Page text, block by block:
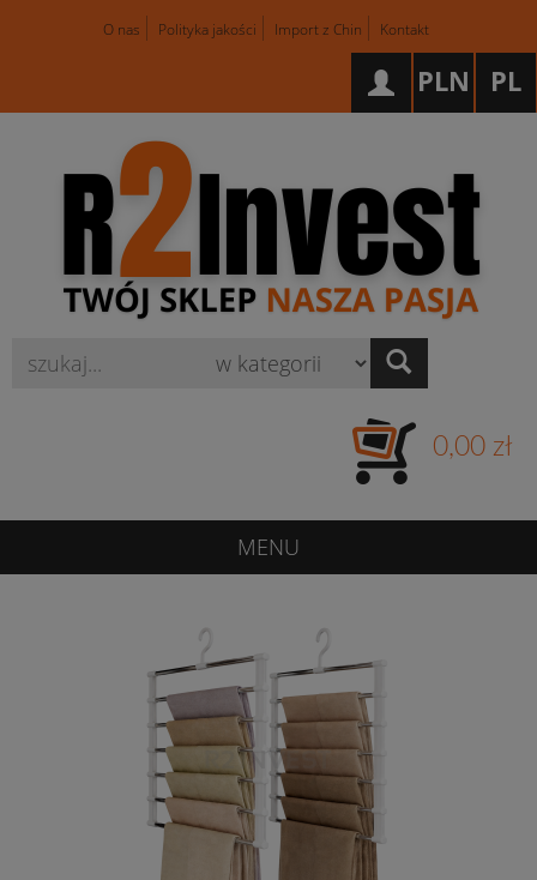
O nas Polityka jakości Import z Chin Kontakt
PL
PLN
0,00 zł
MENU